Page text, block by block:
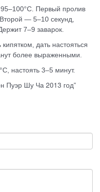
Первый пролив
— 5–10 секунд,
7–9 заварок.
дать настояться
более выраженными.
настоять 3–5 минут.
Пуэр Шу Ча 2013 год”